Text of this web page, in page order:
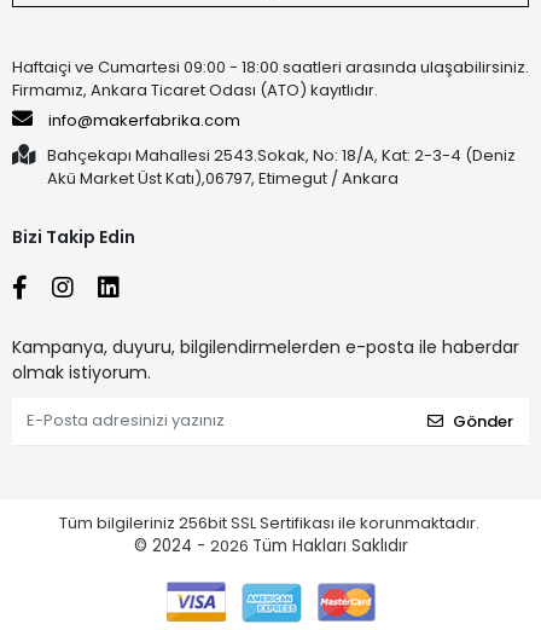
Haftaiçi ve Cumartesi 09:00 - 18:00 saatleri arasında ulaşabilirsiniz.
Firmamız, Ankara Ticaret Odası (ATO) kayıtlıdır.
info@makerfabrika.com
Bahçekapı Mahallesi 2543.Sokak, No: 18/A, Kat: 2-3-4 (Deniz
Akü Market Üst Katı),06797, Etimegut / Ankara
Bizi Takip Edin
Kampanya, duyuru, bilgilendirmelerden e-posta ile haberdar
olmak istiyorum.
Gönder
Tüm bilgileriniz 256bit SSL Sertifikası ile korunmaktadır.
© 2024 - 2026 Tüm Hakları Saklıdır